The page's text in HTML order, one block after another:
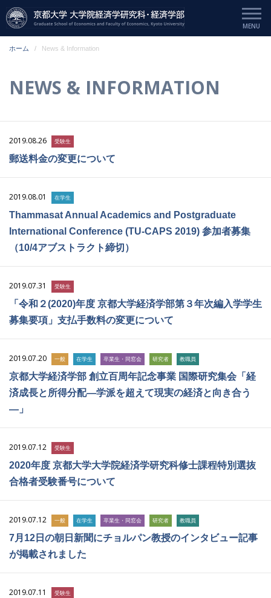
ホーム News & Information
NEWS & INFORMATION
2019.08.26 受験生
郵送料金の変更について
2019.08.01 在学生
Thammasat Annual Academics and Postgraduate
International Conference (TU-CAPS 2019) 参加者募集
（10/4アブストラクト締切）
2019.07.31 受験生
「令和２(2020)年度 京都大学経済学部第３年次編入学学生
募集要項」支払手数料の変更について
2019.07.20 一般 在学生 卒業生・同窓会 研究者 教職員
京都大学経済学部 創立百周年記念事業 国際研究集会「経
済成長と所得分配―学派を超えて現実の経済と向き合う
―」
2019.07.12 受験生
2020年度 京都大学大学院経済学研究科修士課程特別選抜
合格者受験番号について
2019.07.12 一般 在学生 卒業生・同窓会 研究者 教職員
7月12日の朝日新聞にチョルパン教授のインタビュー記事
が掲載されました
2019.07.11 受験生